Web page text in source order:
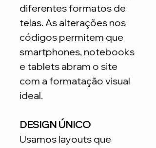
diferentes formatos de
telas. As alterações nos
códigos permitem que
smartphones, notebooks
e tablets abram o site
com a formatação visual
ideal.
DESIGN ÚNICO
Usamos layouts que